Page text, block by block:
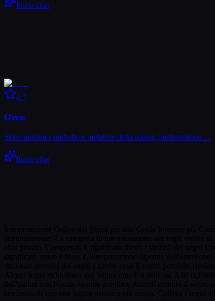
Inizia chat
4.7
Oren
Sciamanesimo simbolico: metafore della natura, trasformazion…
Inizia chat